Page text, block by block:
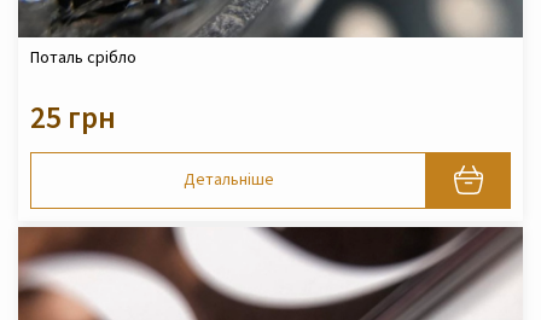
Поталь срібло
25 грн
Детальніше